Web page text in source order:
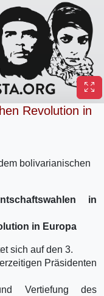
Revolution in
bolivarianischen
in
in Europa
sich auf den 3.
Präsidenten
Vertiefung des